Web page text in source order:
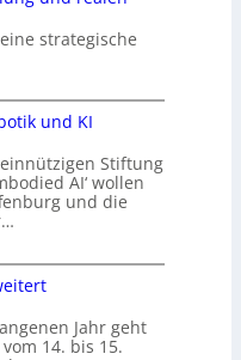
strategische
und KI
Stiftung
AI‘ wollen
und die
Jahr geht
14. bis 15.